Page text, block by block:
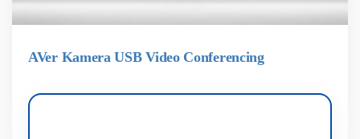
AVer Kamera USB Video Conferencing